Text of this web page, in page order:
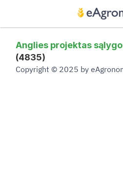
Anglies projektas
(4835)
Copyright © 2025 by